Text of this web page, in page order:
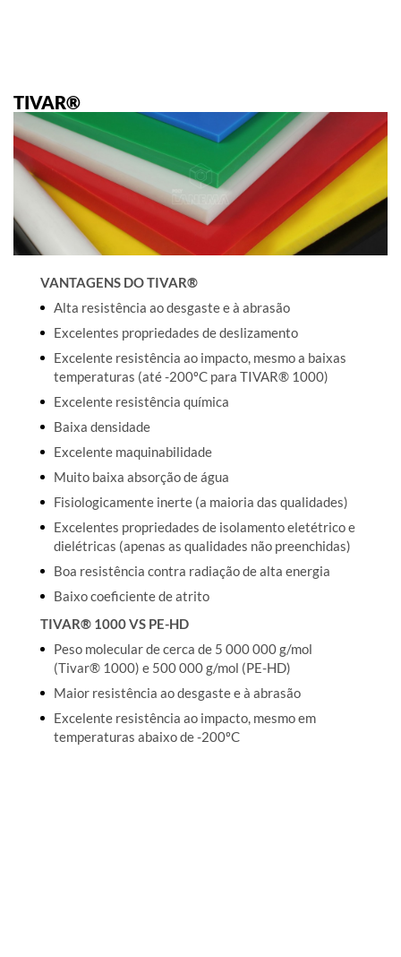
TIVAR®
VANTAGENS DO TIVAR®
Alta resistência ao desgaste e à abrasão
Excelentes propriedades de deslizamento
Excelente resistência ao impacto, mesmo a baixas
temperaturas (até -200ºC para TIVAR® 1000)
Excelente resistência química
Baixa densidade
Excelente maquinabilidade
Muito baixa absorção de água
Fisiologicamente inerte (a maioria das qualidades)
Excelentes propriedades de isolamento eletétrico e
dielétricas (apenas as qualidades não preenchidas)
Boa resistência contra radiação de alta energia
Baixo coeficiente de atrito
TIVAR® 1000 VS PE-HD
Peso molecular de cerca de 5 000 000 g/mol
(Tivar® 1000) e 500 000 g/mol (PE-HD)
Maior resistência ao desgaste e à abrasão
Excelente resistência ao impacto, mesmo em
temperaturas abaixo de -200ºC